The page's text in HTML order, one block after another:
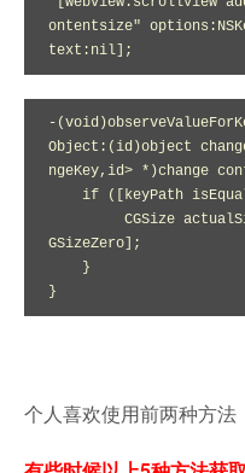
ontentsize"
text:nil];
-
Object:(id)object
ngeKey,id> *)change
GSizeZero];
}
个人喜欢使用前两种方法